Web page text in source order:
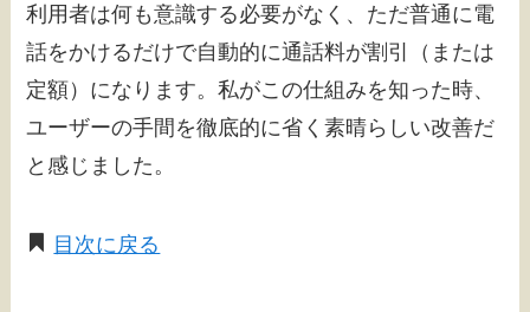
利用者は何も意識する必要がなく、ただ普通に電
話をかけるだけで自動的に通話料が割引（または
定額）になります。私がこの仕組みを知った時、
ユーザーの手間を徹底的に省く素晴らしい改善だ
と感じました。
目次に戻る